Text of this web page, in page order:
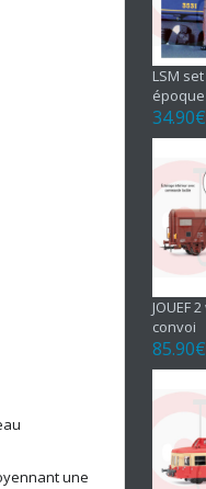
une
LSM
époque
34.90€
JOUEF
convoi
85.90€